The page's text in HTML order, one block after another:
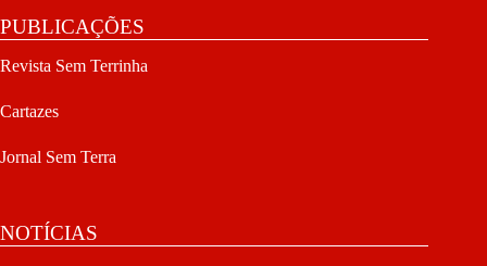
PUBLICAÇÕES
Revista Sem Terrinha
Cartazes
Jornal Sem Terra
NOTÍCIAS